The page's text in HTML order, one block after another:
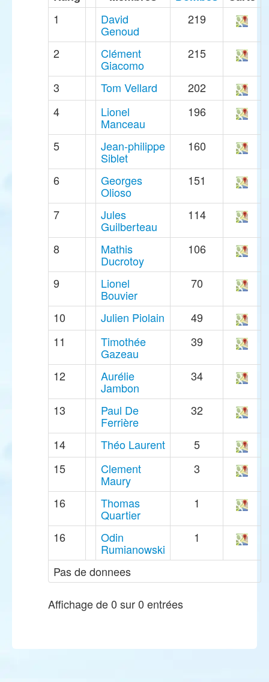
1
David
Genoud
219
2 Clément
Giacomo
215
3 Tom Vellard
202
4
Lionel
Manceau
196
5 Jean-philippe
Siblet
160
6 Georges
Olioso
151
7 Jules
Guilberteau
114
8 Mathis
Ducrotoy
106
9 Lionel
Bouvier
70
10 Julien Piolain
49
11
Timothée
Gazeau
39
12 Aurélie
Jambon
34
13 Paul De
Ferrière
32
14 Théo Laurent
5
15
Clement
Maury
3
16 Thomas
Quartier
1
16 Odin
Rumianowski
1
Pas de donnees
Affichage de 0 sur 0 entrées